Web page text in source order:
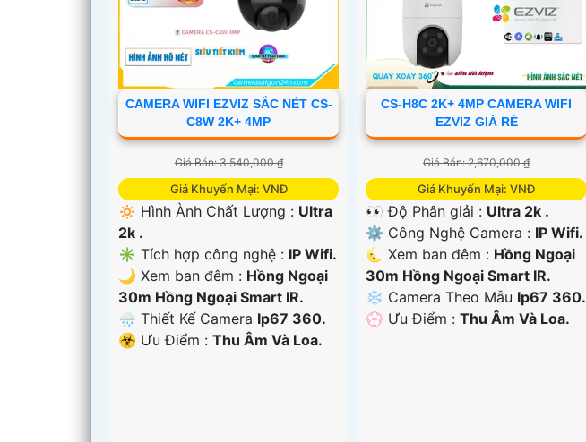
CAMERA WIFI EZVIZ SẮC NÉT CS-
C8W 2K+ 4MP
Giá Bán: 3,540,000 ₫
Giá Khuyến Mại: VNĐ
🔅 Hình Ành Chất Lượng : Ultra
2k .
✳️ Tích hợp công nghệ : IP Wifi.
🌙 Xem ban đêm : Hồng Ngoại
30m Hồng Ngoại Smart IR.
🌧️ Thiết Kế Camera Ip67 360.
️☣️ Ưu Điểm : Thu Âm Và Loa.
CS-H8C 2K+ 4MP CAMERA WIFI
EZVIZ GIÁ RẺ
Giá Bán: 2,670,000 ₫
Giá Khuyến Mại: VNĐ
👀 Độ Phân giải : Ultra 2k .
⚙ Công Nghệ Camera : IP Wifi.
🌜 Xem ban đêm : Hồng Ngoại
30m Hồng Ngoại Smart IR.
❄ Camera Theo Mẫu Ip67 360.
️💮 Ưu Điểm :Thu Âm Và Loa.